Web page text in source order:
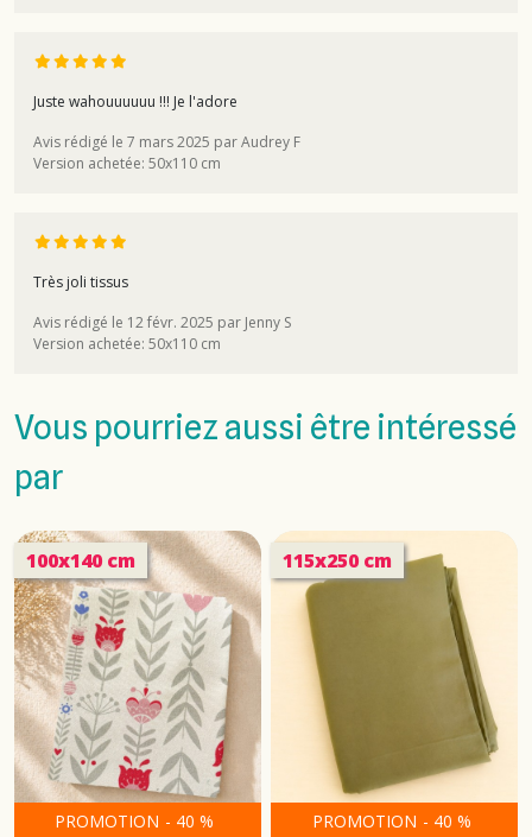
Juste wahouuuuuu !!! Je l'adore
Avis rédigé le 7 mars 2025 par Audrey F
Version achetée: 50x110 cm
Très joli tissus
Avis rédigé le 12 févr. 2025 par Jenny S
Version achetée: 50x110 cm
Vous pourriez aussi être intéressé
par
100x140 cm
PROMOTION - 40 %
115x250 cm
PROMOTION - 40 %